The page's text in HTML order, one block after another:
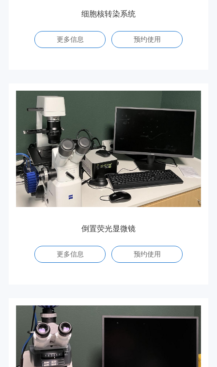
细胞核转染系统
更多信息 预约使用
倒置荧光显微镜
更多信息 预约使用